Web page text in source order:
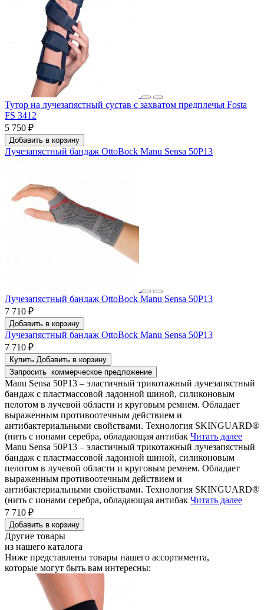
Тутор на лучезапястный сустав с захватом предплечья Fosta
FS 3412
5 750 ₽
Добавить в корзину
Лучезапястный бандаж OttoBock Manu Sensa 50P13
Лучезапястный бандаж OttoBock Manu Sensa 50P13
7 710 ₽
Добавить в корзину
Лучезапястный бандаж OttoBock Manu Sensa 50P13
7 710 ₽
Купить Добавить в корзину
Запросить коммерческое предложение
Manu Sensa 50P13 – эластичный трикотажный лучезапястный
бандаж с пластмассовой ладонной шиной, силиконовым
пелотом в лучевой области и круговым ремнем. Обладает
выраженным противоотечным действием и
антибактериальными свойствами. Технология SKINGUARD®
(нить с ионами серебра, обладающая антибак Читать далее
Manu Sensa 50P13 – эластичный трикотажный лучезапястный
бандаж с пластмассовой ладонной шиной, силиконовым
пелотом в лучевой области и круговым ремнем. Обладает
выраженным противоотечным действием и
антибактериальными свойствами. Технология SKINGUARD®
(нить с ионами серебра, обладающая антибак Читать далее
7 710 ₽
Добавить в корзину
Другие товары
из нашего каталога
Ниже представлены товары нашего ассортимента,
которые могут быть вам интересны: